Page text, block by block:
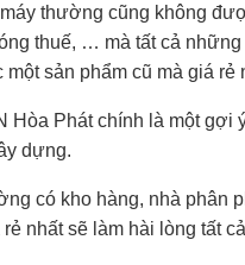
thường cũng không
thuế, … mà tất cả
sản phẩm cũ mà giá rẻ
Hòa Phát chính là một
dựng.
có kho hàng, nhà phân
nhất sẽ làm hài lòng tất